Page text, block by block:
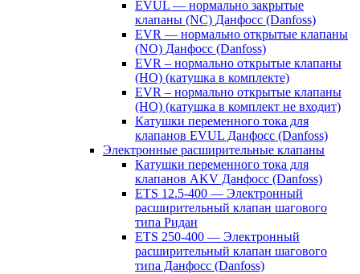
EVUL — нормально закрытые
клапаны (NC) Данфосс (Danfoss)
EVR — нормально открытые клапаны
(NO) Данфосс (Danfoss)
EVR – нормально открытые клапаны
(НО) (катушка в комплекте)
EVR – нормально открытые клапаны
(НО) (катушка в комплект не входит)
Катушки переменного тока для
клапанов EVUL Данфосс (Danfoss)
Электронные расширительные клапаны
Катушки переменного тока для
клапанов AKV Данфосс (Danfoss)
ETS 12.5-400 — Электронный
расширительный клапан шагового
типа Ридан
ETS 250-400 — Электронный
расширительный клапан шагового
типа Данфосс (Danfoss)